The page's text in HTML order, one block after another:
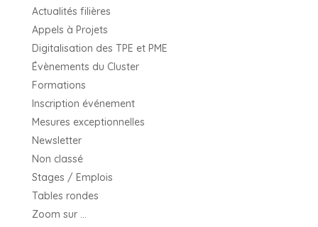
Actualités filières
Appels à Projets
Digitalisation des TPE et PME
Évènements du Cluster
Formations
Inscription événement
Mesures exceptionnelles
Newsletter
Non classé
Stages / Emplois
Tables rondes
Zoom sur …